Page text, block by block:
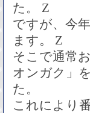
た。 Z
ですが、今
ます。 Z
そこで通常
オンガク」
た。
これにより